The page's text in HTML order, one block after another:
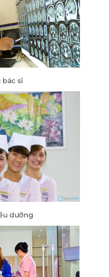
sĩ
dưỡng